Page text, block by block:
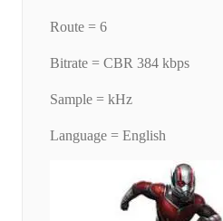
Route = 6
Bitrate = CBR 384 kbps
Sample = kHz
Language = English